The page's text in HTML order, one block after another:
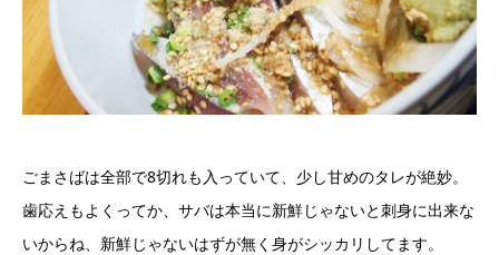
ごまさばは全部で8切れも入っていて、少し甘めのタレが絶妙。
歯応えもよくってか、サバは本当に新鮮じゃないと刺身に出来な
いからね、新鮮じゃないはずが無く身がシッカリしてます。